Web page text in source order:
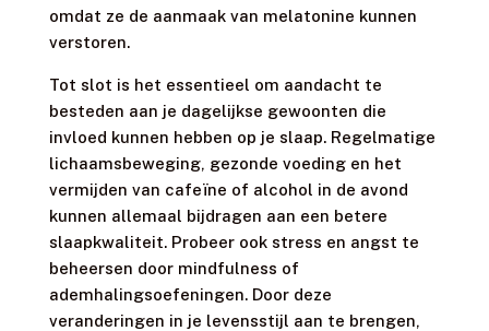
omdat ze de aanmaak van melatonine kunnen
verstoren.
Tot slot is het essentieel om aandacht te
besteden aan je dagelijkse gewoonten die
invloed kunnen hebben op je slaap. Regelmatige
lichaamsbeweging, gezonde voeding en het
vermijden van cafeïne of alcohol in de avond
kunnen allemaal bijdragen aan een betere
slaapkwaliteit. Probeer ook stress en angst te
beheersen door mindfulness of
ademhalingsoefeningen. Door deze
veranderingen in je levensstijl aan te brengen,